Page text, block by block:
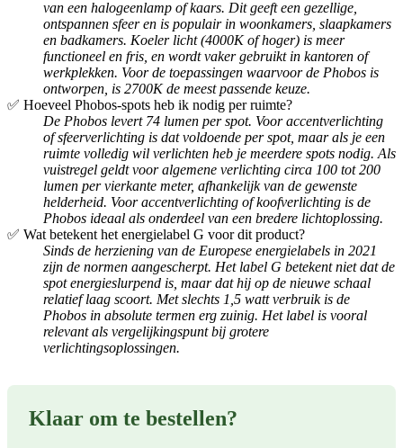
van een halogeenlamp of kaars. Dit geeft een gezellige,
ontspannen sfeer en is populair in woonkamers, slaapkamers
en badkamers. Koeler licht (4000K of hoger) is meer
functioneel en fris, en wordt vaker gebruikt in kantoren of
werkplekken. Voor de toepassingen waarvoor de Phobos is
ontworpen, is 2700K de meest passende keuze.
✅ Hoeveel Phobos-spots heb ik nodig per ruimte?
De Phobos levert 74 lumen per spot. Voor accentverlichting
of sfeerverlichting is dat voldoende per spot, maar als je een
ruimte volledig wil verlichten heb je meerdere spots nodig. Als
vuistregel geldt voor algemene verlichting circa 100 tot 200
lumen per vierkante meter, afhankelijk van de gewenste
helderheid. Voor accentverlichting of koofverlichting is de
Phobos ideaal als onderdeel van een bredere lichtoplossing.
✅ Wat betekent het energielabel G voor dit product?
Sinds de herziening van de Europese energielabels in 2021
zijn de normen aangescherpt. Het label G betekent niet dat de
spot energieslurpend is, maar dat hij op de nieuwe schaal
relatief laag scoort. Met slechts 1,5 watt verbruik is de
Phobos in absolute termen erg zuinig. Het label is vooral
relevant als vergelijkingspunt bij grotere
verlichtingsoplossingen.
Klaar om te bestellen?